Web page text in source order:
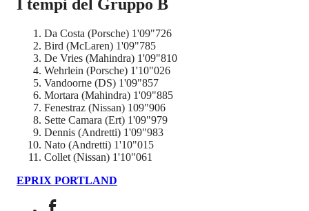
I tempi del Gruppo B
Da Costa (Porsche) 1'09"726
Bird (McLaren) 1'09"785
De Vries (Mahindra) 1'09"810
Wehrlein (Porsche) 1'10"026
Vandoorne (DS) 1'09"857
Mortara (Mahindra) 1'09"885
Fenestraz (Nissan) 109"906
Sette Camara (Ert) 1'09"979
Dennis (Andretti) 1'09"983
Nato (Andretti) 1'10"015
Collet (Nissan) 1'10"061
EPRIX PORTLAND